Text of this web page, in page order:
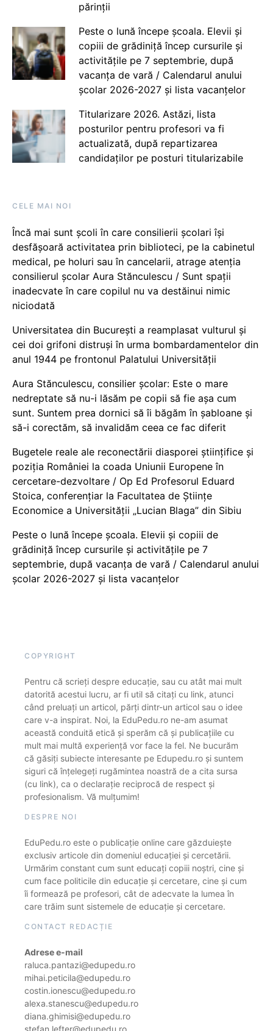
părinții
Peste o lună începe școala. Elevii și
copiii de grădiniță încep cursurile și
activitățile pe 7 septembrie, după
vacanța de vară / Calendarul anului
școlar 2026-2027 și lista vacanțelor
Titularizare 2026. Astăzi, lista
posturilor pentru profesori va fi
actualizată, după repartizarea
candidaților pe posturi titularizabile
CELE MAI NOI
Încă mai sunt școli în care consilierii școlari își
desfășoară activitatea prin biblioteci, pe la cabinetul
medical, pe holuri sau în cancelarii, atrage atenția
consilierul școlar Aura Stănculescu / Sunt spații
inadecvate în care copilul nu va destăinui nimic
niciodată
Universitatea din București a reamplasat vulturul și
cei doi grifoni distruși în urma bombardamentelor din
anul 1944 pe frontonul Palatului Universității
Aura Stănculescu, consilier școlar: Este o mare
nedreptate să nu-i lăsăm pe copii să fie așa cum
sunt. Suntem prea dornici să îi băgăm în șabloane și
să-i corectăm, să invalidăm ceea ce fac diferit
Bugetele reale ale reconectării diasporei științifice și
poziția României la coada Uniunii Europene în
cercetare-dezvoltare / Op Ed Profesorul Eduard
Stoica, conferențiar la Facultatea de Științe
Economice a Universității „Lucian Blaga” din Sibiu
Peste o lună începe școala. Elevii și copiii de
grădiniță încep cursurile și activitățile pe 7
septembrie, după vacanța de vară / Calendarul anului
școlar 2026-2027 și lista vacanțelor
COPYRIGHT
Pentru că scrieți despre educație, sau cu atât mai mult
datorită acestui lucru, ar fi util să citați cu link, atunci
când preluați un articol, părți dintr-un articol sau o idee
care v-a inspirat. Noi, la EduPedu.ro ne-am asumat
această conduită etică și sperăm că și publicațiile cu
mult mai multă experiență vor face la fel. Ne bucurăm
că găsiți subiecte interesante pe Edupedu.ro și suntem
siguri că înțelegeți rugămintea noastră de a cita sursa
(cu link), ca o declarație reciprocă de respect și
profesionalism. Vă mulțumim!
DESPRE NOI
EduPedu.ro este o publicație online care găzduiește
exclusiv articole din domeniul educației și cercetării.
Urmărim constant cum sunt educați copiii noștri, cine și
cum face politicile din educație și cercetare, cine și cum
îi formează pe profesori, cât de adecvate la lumea în
care trăim sunt sistemele de educație și cercetare.
CONTACT REDACȚIE
Adrese e-mail
raluca.pantazi@edupedu.ro
mihai.peticila@edupedu.ro
costin.ionescu@edupedu.ro
alexa.stanescu@edupedu.ro
diana.ghimisi@edupedu.ro